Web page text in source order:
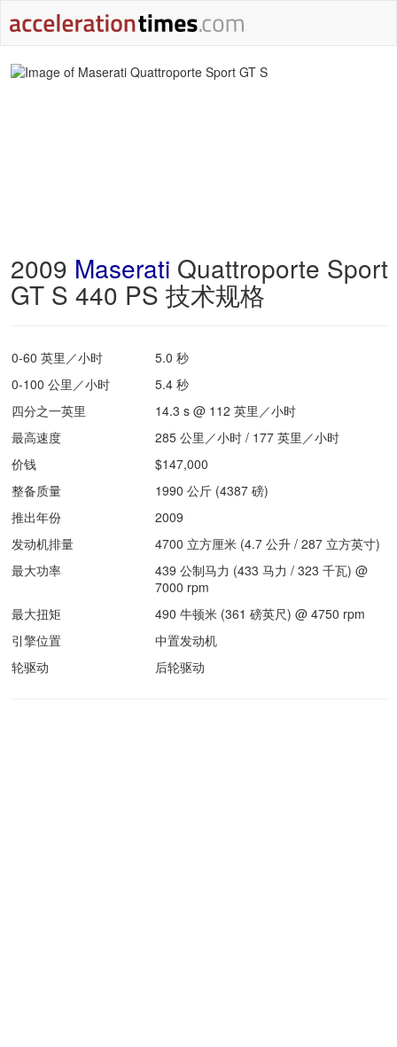
2009 Maserati Quattroporte Sport
GT S 440 PS 技术规格
0-60 英里／小时
5.0 秒
0-100 公里／小时
5.4 秒
四分之一英里
14.3 s @ 112 英里／小时
最高速度
285 公里／小时 / 177 英里／小时
价钱
$147,000
整备质量
1990 公斤 (4387 磅)
推出年份
2009
发动机排量
4700 立方厘米 (4.7 公升 / 287 立方英寸)
最大功率
439 公制马力 (433 马力 / 323 千瓦) @
7000 rpm
最大扭矩
490 牛顿米 (361 磅英尺) @ 4750 rpm
引擎位置
中置发动机
轮驱动
后轮驱动